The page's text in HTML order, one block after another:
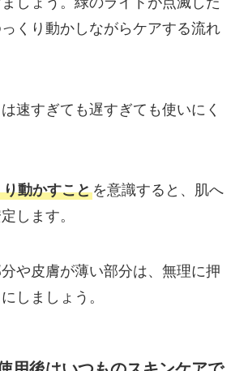
くり動かしながらケアする流れ
速すぎても遅すぎても使いにく
動かすことを意識すると、肌へ
します。
や皮膚が薄い部分は、無理に押
しましょう。